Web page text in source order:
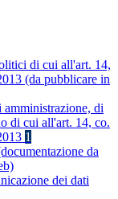
di cui all'art. 14,
(da pubblicare in
di
di cui all'art. 14, co.
1
da
dei dati